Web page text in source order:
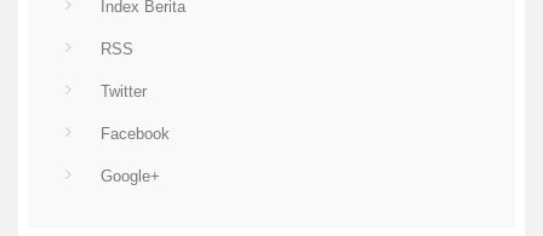
Index Berita
RSS
Twitter
Facebook
Google+